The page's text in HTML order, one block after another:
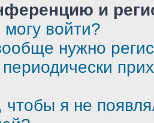
и
войти?
нужно
чтобы я не